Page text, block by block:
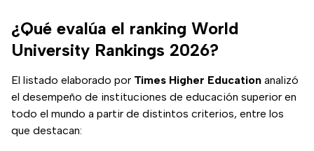
¿Qué evalúa el ranking World
University Rankings 2026?
El listado elaborado por Times Higher Education analizó
el desempeño de instituciones de educación superior en
todo el mundo a partir de distintos criterios, entre los
que destacan: